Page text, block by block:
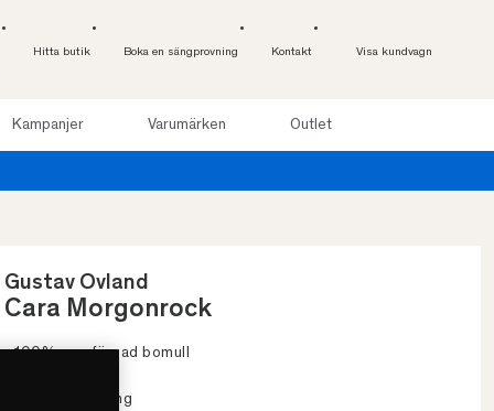
Hitta butik Boka en sängprovning Kontakt Visa kundvagn
Kampanjer Varumärken Outlet
Gustav Ovland
Cara Morgonrock
• 100% garnfärgad bomull
• Minimal luddning